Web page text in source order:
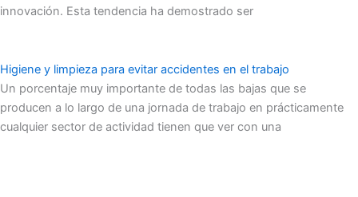
innovación. Esta tendencia ha demostrado ser
Higiene y limpieza para evitar accidentes en el trabajo
Un porcentaje muy importante de todas las bajas que se
producen a lo largo de una jornada de trabajo en prácticamente
cualquier sector de actividad tienen que ver con una